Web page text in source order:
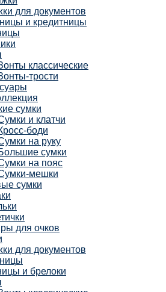
для документов
и кредитницы
классические
трости
сумки
и клатчи
боди
на руку
сумки
на пояс
мешки
сумки
для очков
для документов
и брелоки